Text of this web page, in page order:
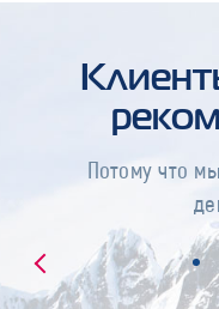
Потому что